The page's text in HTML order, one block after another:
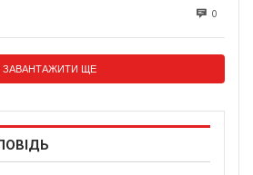
0
ЗАВАНТАЖИТИ ЩЕ